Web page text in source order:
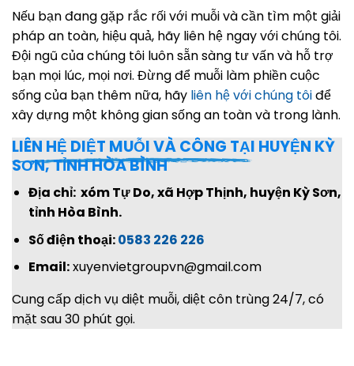
Nếu bạn đang gặp rắc rối với muỗi và cần tìm một giải
pháp an toàn, hiệu quả, hãy liên hệ ngay với chúng tôi.
Đội ngũ của chúng tôi luôn sẵn sàng tư vấn và hỗ trợ
bạn mọi lúc, mọi nơi. Đừng để muỗi làm phiền cuộc
sống của bạn thêm nữa, hãy liên hệ với chúng tôiđể
xây dựng một không gian sống an toàn và trong lành.
LIÊN HỆ DIỆT MUỖI VÀ CÔNG TẠI HUYỆN KỲ
SƠN, TỈNH HÒA BÌNH
Địa chỉ: xóm Tự Do, xã Hợp Thịnh, huyện Kỳ Sơn,
tỉnh Hòa Bình.
Số điện thoại:0583 226 226
Email:xuyenvietgroupvn@gmail.com
Cung cấp dịch vụ diệt muỗi, diệt côn trùng 24/7, có
mặt sau 30 phút gọi.